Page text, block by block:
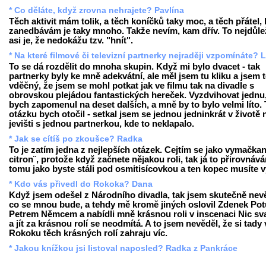
* Co děláte, když zrovna nehrajete? Pavlína
Těch aktivit mám tolik, a těch koníčků taky moc, a těch přátel,
zanedbávám je taky mnoho. Takže nevím, kam dřív. To
asi je, že nedokážu tzv. "hnít".
* Na které filmové či televizní partnerky nejraději vzpomínáte?
To se dá rozdělit do mnoha skupin. Když mi bylo dvacet - tak
partnerky byly ke mně adekvátní, ale měl jsem tu kliku a jsem
vděčný, že jsem se mohl potkat jak ve filmu tak na divadle s
obrovskou plejádou fantastických hereček. Vyzdvihovat
bych zapomenul na deset dalších, a mně by to bylo velmi líto.
otázku bych otočil - setkal jsem se jednou jedninkrát v životě
jevišti s jednou partnerkou, kde to neklapalo.
* Jak se cítíš po zkoušce? Radka
To je zatím jedna z nejlepších otázek. Cejtím se jako
citron¨, protože když začnete nějakou roli, tak já to
tomu jako byste stáli pod osmitisícovkou a ten kopec musíte
* Kdo vás přivedl do Rokoka? Dana
Když jsem odešel z Národního divadla, tak jsem skutečně
co se mnou bude, a tehdy mě kromě jiných oslovil Zdenek
Petrem Němcem a nabídli mně krásnou roli v inscenaci Nic
a jít za krásnou rolí se neodmítá. A to jsem nevěděl, že si tady
Rokoku těch krásných rolí zahraju víc.
* Jakou knížkou jsi listoval naposled? Radka z Pankráce